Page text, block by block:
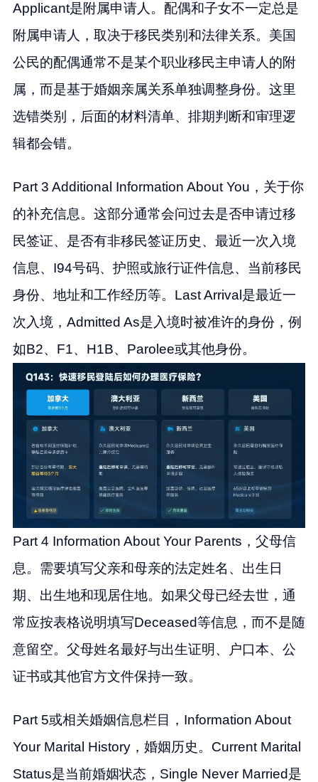
Applicant是附属申请人。配偶和子女不一定总是
附属申请人，取决于移民类别和法律关系。美国
公民的配偶通常不是某个职业移民主申请人的附
属，而是基于婚姻亲属关系单独调整身份。这里
选错类别，后面的材料清单、排期判断和审理逻
辑都会错。
Part 3 Additional Information About You，关于你
的补充信息。这部分通常会问过去是否申请过移
民签证、是否有非移民签证历史、最近一次入境
信息、I94号码、护照或旅行证件信息、当前移民
身份、地址和工作经历等。Last Arrival是最近一
次入境，Admitted As是入境时被准许的身份，例
如B2、F1、H1B、Parolee或其他身份。
Part 4 Information About Your Parents，父母信
息。需要填写父亲和母亲的法定姓名、出生日
期、出生地和现居住地。如果父母已经去世，通
常应按表格说明填写Deceased等信息，而不是随
意留空。父母姓名最好与出生证明、户口本、公
证书或其他官方文件保持一致。
Part 5或相关婚姻信息栏目，Information About
Your Marital History，婚姻历史。Current Marital
Status是当前婚姻状态，Single Never Married是